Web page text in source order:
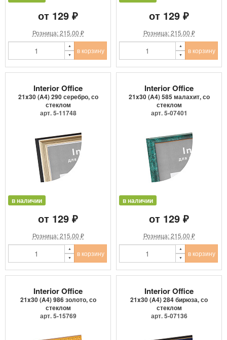
от 129 ₽
Розница: 215.00 ₽
в корзину
от 129 ₽
Розница: 215.00 ₽
в корзину
Interior Office
21x30 (A4) 290 серебро, со
стеклом
арт. 5-11748
в наличии
от 129 ₽
Розница: 215.00 ₽
в корзину
Interior Office
21x30 (A4) 585 малахит, со
стеклом
арт. 5-07401
в наличии
от 129 ₽
Розница: 215.00 ₽
в корзину
Interior Office
21x30 (A4) 986 золото, со
стеклом
арт. 5-15769
Interior Office
21x30 (A4) 284 бирюза, со
стеклом
арт. 5-07136